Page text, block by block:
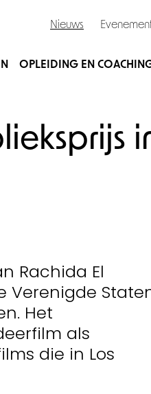
Nieuws
OPLEIDING EN
Rachida El
Verenigde
Het
als
die in Los